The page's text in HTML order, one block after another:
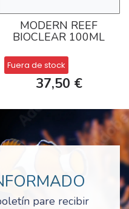
MODERN REEF
BIOCLEAR 100ML
Fuera de stock
37,50 €
pare recibir